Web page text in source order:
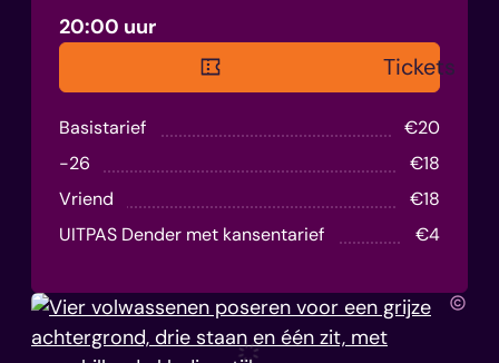
20:00 uur
Reserveer
Tickets
Prijs
Basistarief €20
-26
€18
Vriend
€18
UITPAS Dender met kansentarief
€4
Koen